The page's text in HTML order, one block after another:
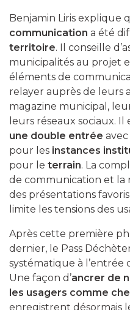
Benjamin Liris explique
communication a été
territoire. Il conseille
municipalités au projet
éléments de
relayer auprès de leurs
magazine municipal,
leurs réseaux sociaux.
une double entrée
pour les instances
pour le terrain. La
de communication et la
des présentations
limite les tensions des
Après cette première
dernier, le Pass
systématique à l’entrée
Une façon d’ancrer de
les usagers comme
enregistrent désormais